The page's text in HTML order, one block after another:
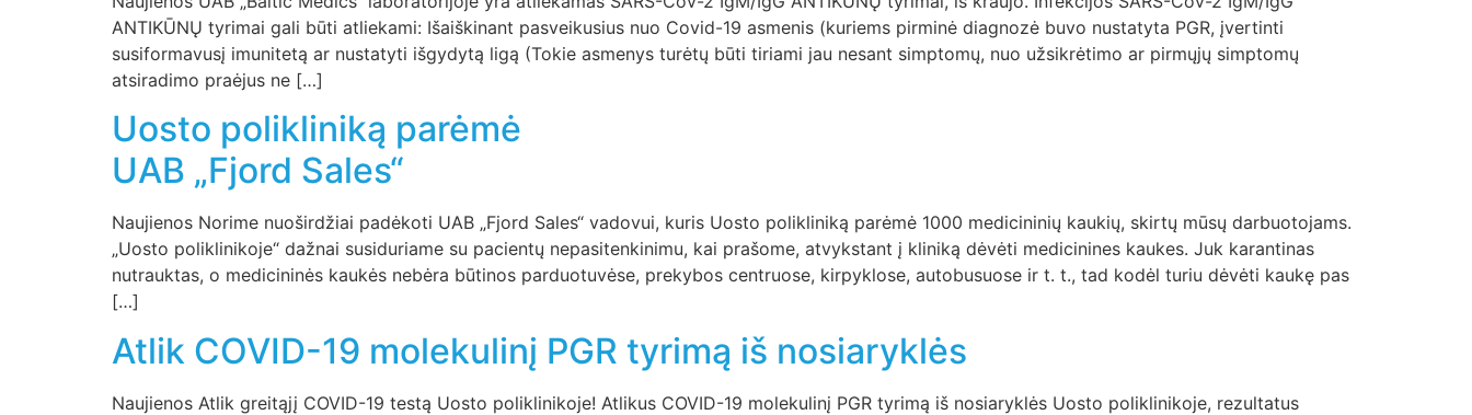
ANTIKŪNŲ tyrimai gali būti atliekami: Išaiškinant pasveikusius nuo Covid-19 asmenis (kuriems pirminė diagnozė buvo nustatyta PGR, įvertinti
susiformavusį imunitetą ar nustatyti išgydytą ligą (Tokie asmenys turėtų būti tiriami jau nesant simptomų, nuo užsikrėtimo ar pirmųjų simptomų
atsiradimo praėjus ne […]
Uosto polikliniką parėmė
UAB „Fjord Sales“
Naujienos Norime nuoširdžiai padėkoti UAB „Fjord Sales“ vadovui, kuris Uosto polikliniką parėmė 1000 medicininių kaukių, skirtų mūsų darbuotojams.
„Uosto poliklinikoje“ dažnai susiduriame su pacientų nepasitenkinimu, kai prašome, atvykstant į kliniką dėvėti medicinines kaukes. Juk karantinas
nutrauktas, o medicininės kaukės nebėra būtinos parduotuvėse, prekybos centruose, kirpyklose, autobusuose ir t. t., tad kodėl turiu dėvėti kaukę pas
[…]
Atlik COVID-19 molekulinį PGR tyrimą iš nosiaryklės
Naujienos Atlik greitąjį COVID-19 testą Uosto poliklinikoje! Atlikus COVID-19 molekulinį PGR tyrimą iš nosiaryklės Uosto poliklinikoje, rezultatus